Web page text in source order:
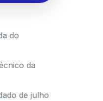
do
da
de julho